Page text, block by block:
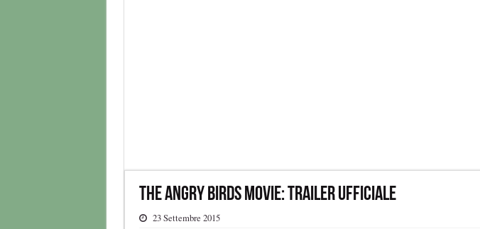
The Angry Birds Movie: Trailer ufficiale
23 Settembre 2015